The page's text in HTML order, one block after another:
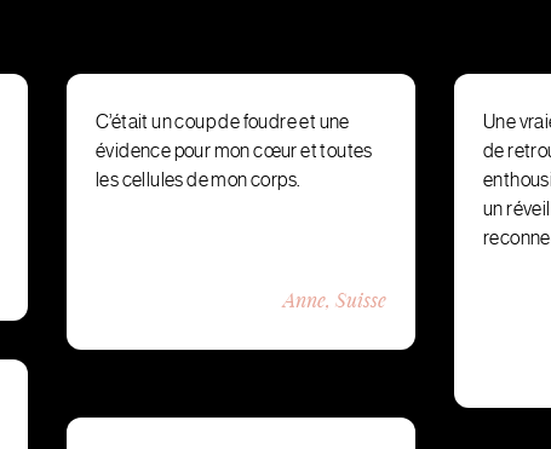
C’était un coup de foudre et une
évidence pour mon cœur et toutes
les cellules de mon corps.
Anne, Suisse
Une
de
un